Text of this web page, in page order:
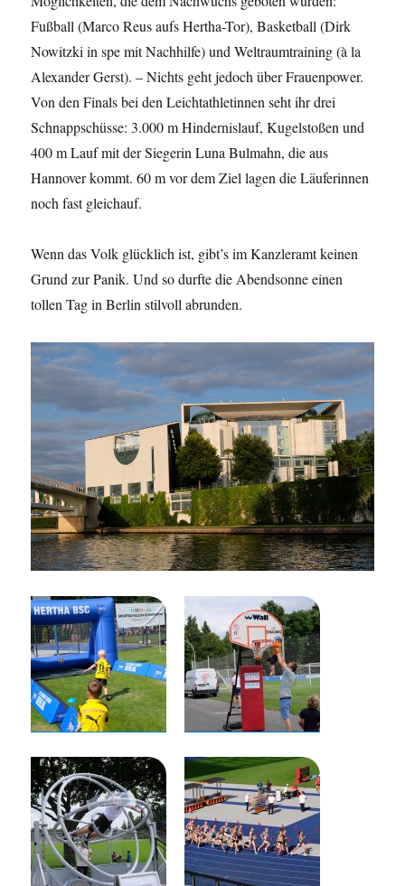
Fußball (Marco Reus aufs Hertha-Tor), Basketball (Dirk
Nowitzki in spe mit Nachhilfe) und Weltraumtraining (à la
Alexander Gerst). – Nichts geht jedoch über Frauenpower.
Von den Finals bei den Leichtathletinnen seht ihr drei
Schnappschüsse: 3.000 m Hindernislauf, Kugelstoßen und
400 m Lauf mit der Siegerin Luna Bulmahn, die aus
Hannover kommt. 60 m vor dem Ziel lagen die Läuferinnen
noch fast gleichauf.
Wenn das Volk glücklich ist, gibt’s im Kanzleramt keinen
Grund zur Panik. Und so durfte die Abendsonne einen
tollen Tag in Berlin stilvoll abrunden.